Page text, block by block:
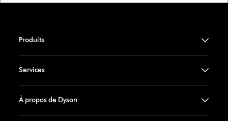
Produits
Services
À propos de Dyson